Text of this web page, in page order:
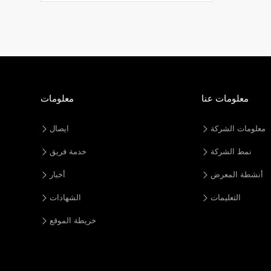
معلومات
ايصال
خدمة فريق
أخبار
الشهادات
خريطة الموقع
معلومات عنا
معلومات الشركة
نمط الشركة
أنشطة المعرض
التعليمات